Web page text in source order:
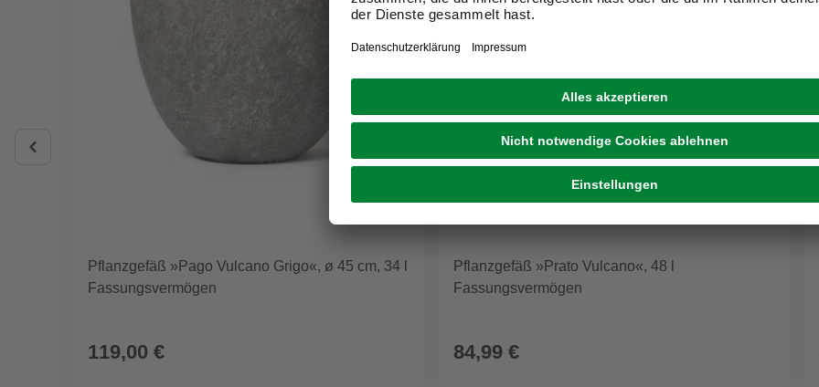
Pflanzgefäß »Pago Vulcano Grigo«, ø 45 cm, 34 l
Fassungsvermögen
119,00 €
Pflanzgefäß »Prato Vulcano«, 48 l
Fassungsvermögen
84,99 €